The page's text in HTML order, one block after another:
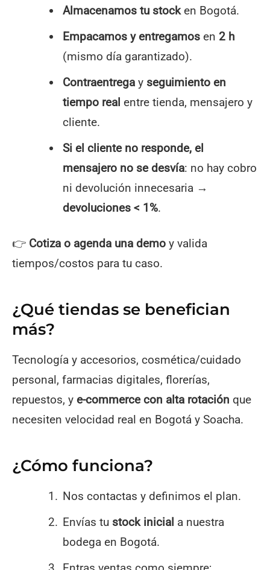
Almacenamos tu stocken Bogotá.
Empacamos y entregamosen 2 h
(mismo día garantizado).
Contraentregay seguimiento en
tiempo real entre tienda, mensajero y
cliente.
Si el cliente no responde, el
mensajero no se desvía: no hay cobro
ni devolución innecesaria →
devoluciones < 1%.
👉 Cotiza o agenda una demo y valida
tiempos/costos para tu caso.
¿Qué tiendas se benefician
más?
Tecnología y accesorios, cosmética/cuidado
personal, farmacias digitales, florerías,
repuestos, y e-commerce con alta rotación que
necesiten velocidad real en Bogotá y Soacha.
¿Cómo funciona?
Nos contactas y definimos el plan.
Envías tu stock inicial a nuestra
bodega en Bogotá.